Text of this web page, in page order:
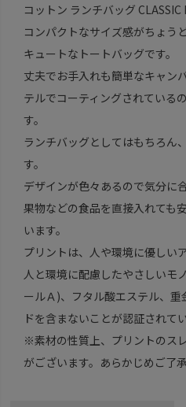
コットン ランチバッグ CLASSIC
コンパクトなサイズ感がちょう
キュートなトートバッグです。
丈夫でお手入れも簡単なキャン
テルでコーティングされている
す。
ランチバッグとしてはもちろん
す。
デザインが色々あるので気分に
果物などの食品を直接入れても
います。
プリントは、人や環境に優しい
人と環境に配慮したやさしいモ
ールＡ)、フタル酸エステル、
ドを含まないことが認証されてい
※素材の性質上、プリントのス
がございます。あらかじめご了